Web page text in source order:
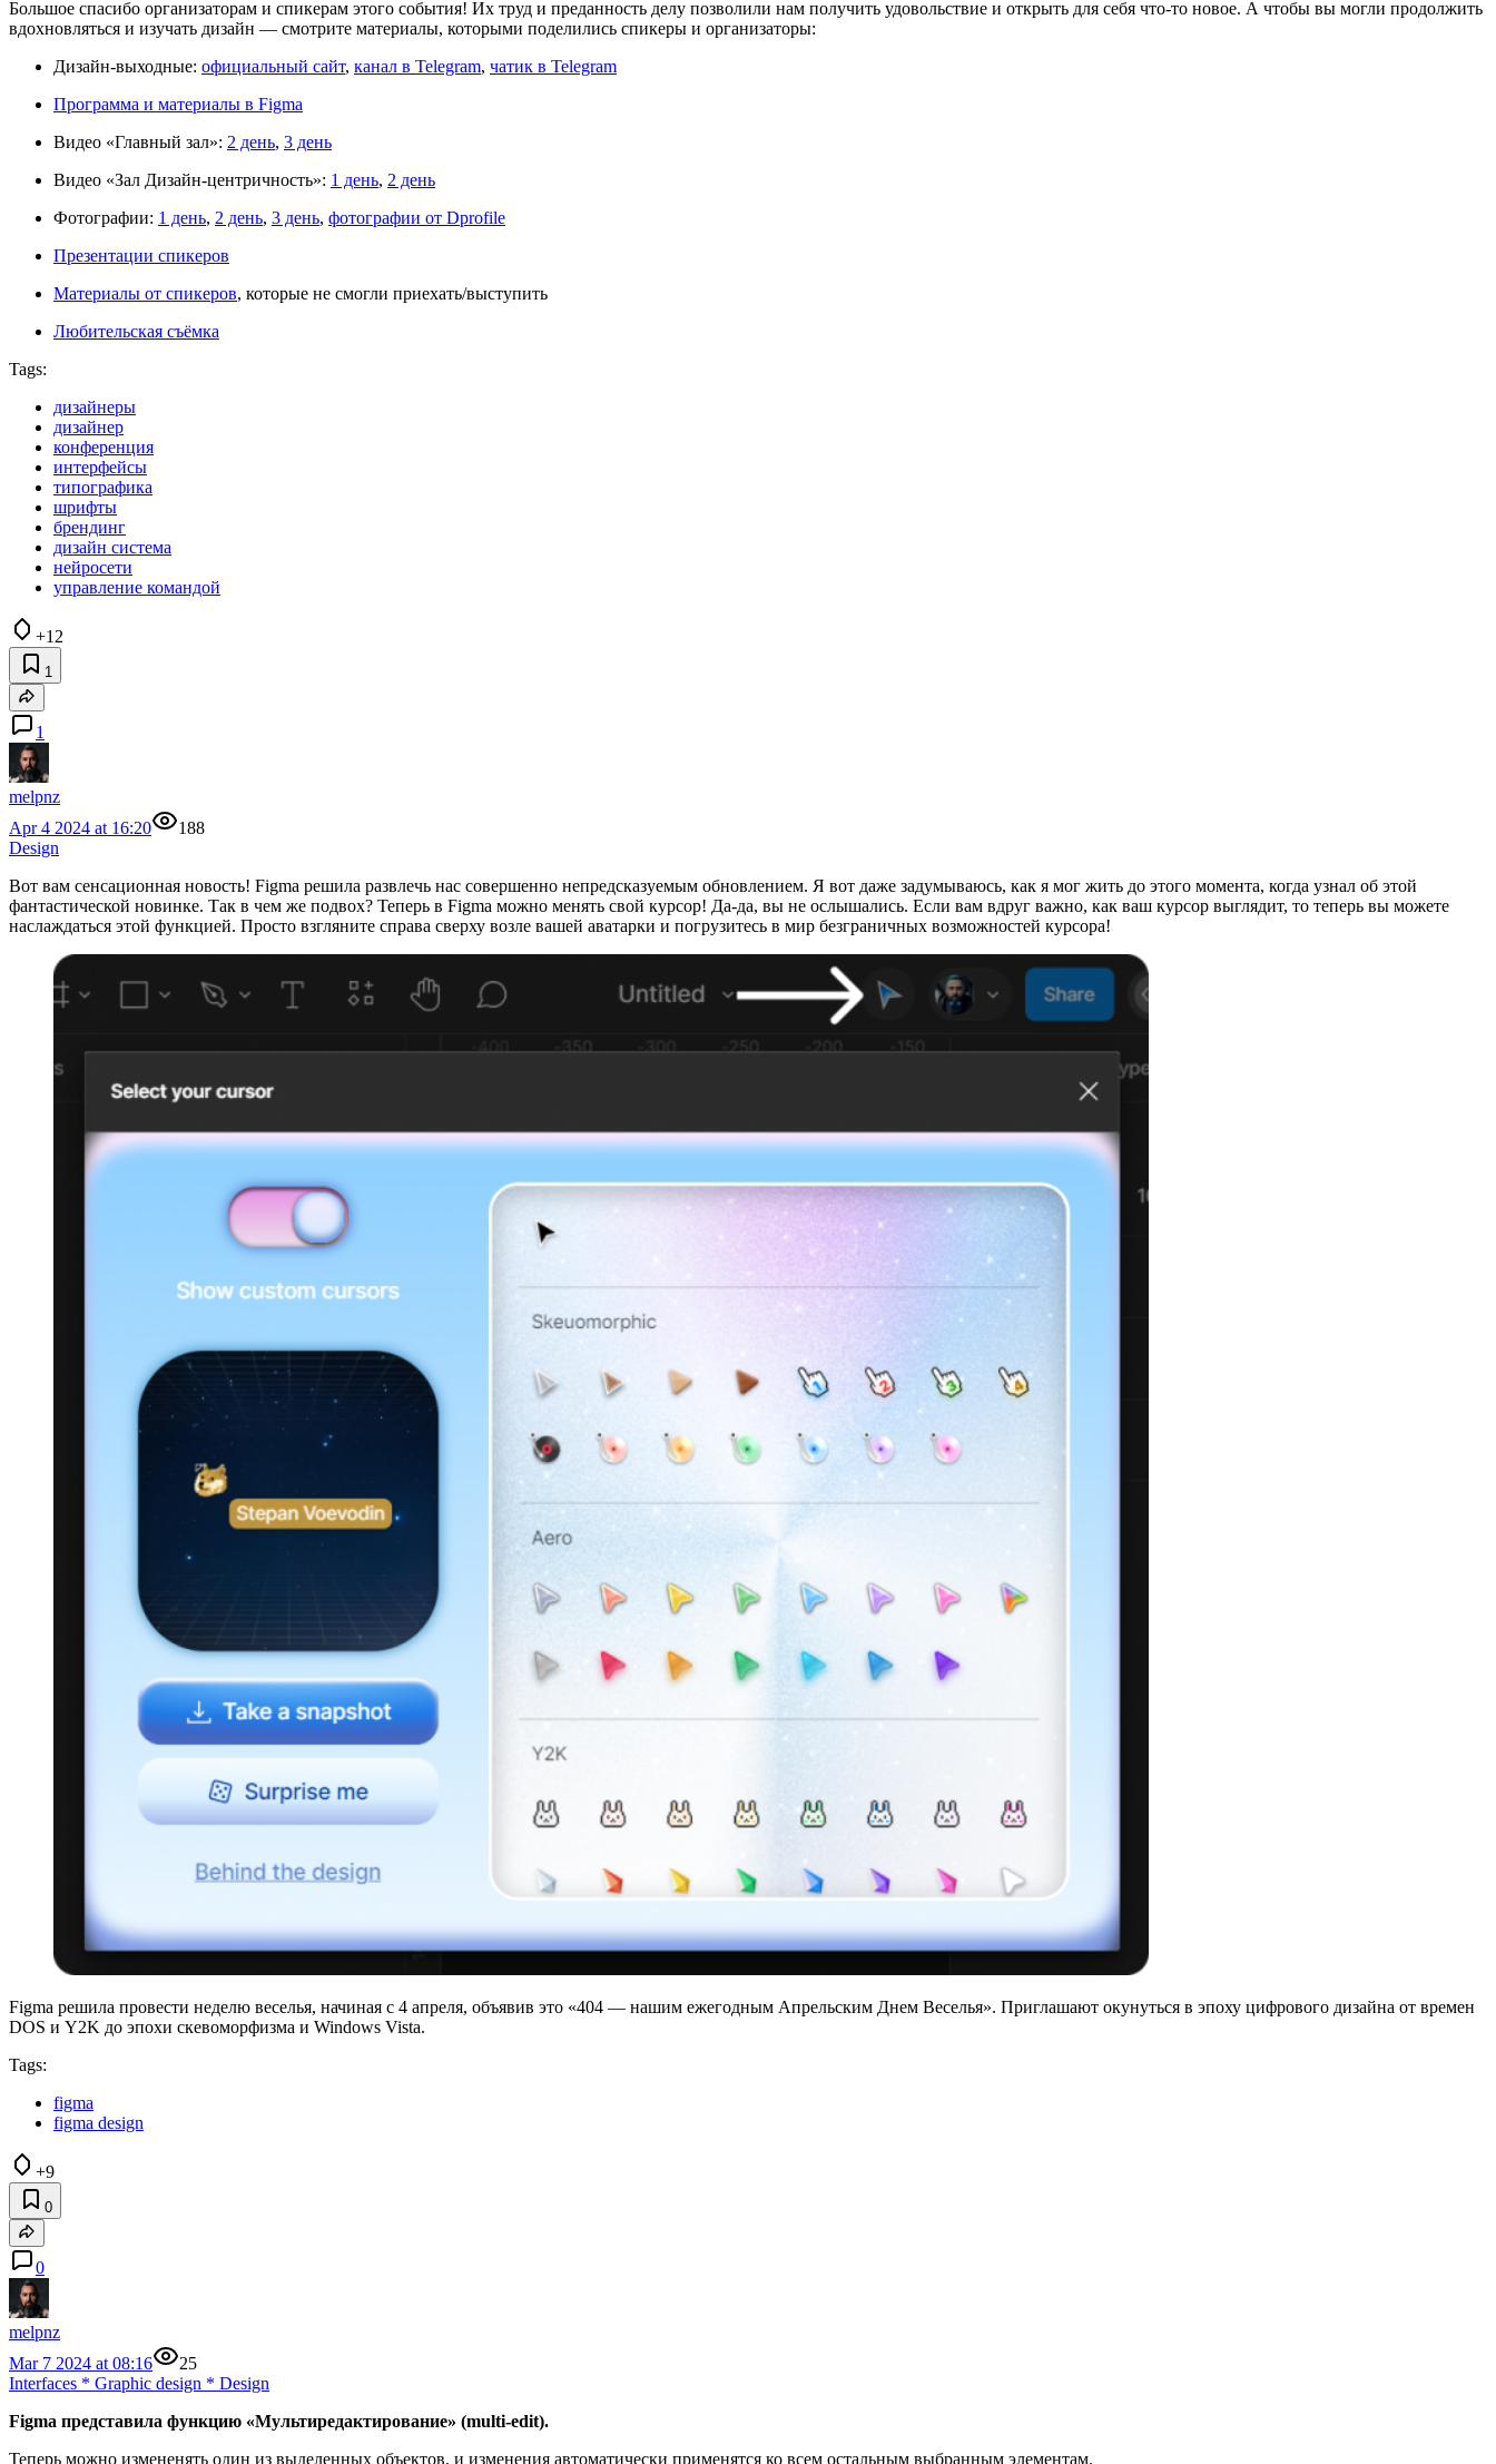
Большое спасибо организаторам и спикерам этого события! Их труд и преданность делу позволили нам получить удовольствие и открыть для себя что‑то новое. А чтобы вы могли продолжить
вдохновляться и изучать дизайн — смотрите материалы, которыми поделились спикеры и организаторы:
Дизайн-выходные: официальный сайт, канал в Telegram, чатик в Telegram
Программа и материалы в Figma
Видео «Главный зал»: 2 день, 3 день
Видео «Зал Дизайн‑центричность»: 1 день, 2 день
Фотографии: 1 день, 2 день, 3 день, фотографии от Dprofile
Презентации спикеров
Материалы от спикеров, которые не смогли приехать/выступить
Любительская съёмка
Tags:
дизайнеры
дизайнер
конференция
интерфейсы
типографика
шрифты
брендинг
дизайн система
нейросети
управление командой
+12
1
1
melpnz
Apr 4 2024 at 16:20
188
Design
Вот вам сенсационная новость! Figma решила развлечь нас совершенно непредсказуемым обновлением. Я вот даже задумываюсь, как я мог жить до этого момента, когда узнал об этой
фантастической новинке. Так в чем же подвох? Теперь в Figma можно менять свой курсор! Да‑да, вы не ослышались. Если вам вдруг важно, как ваш курсор выглядит, то теперь вы можете
наслаждаться этой функцией. Просто взгляните справа сверху возле вашей аватарки и погрузитесь в мир безграничных возможностей курсора!
Figma решила провести неделю веселья, начиная с 4 апреля, объявив это «404 — нашим ежегодным Апрельским Днем Веселья». Приглашают окунуться в эпоху цифрового дизайна от времен
DOS и Y2K до эпохи скевоморфизма и Windows Vista.
Tags:
figma
figma design
+9
0
0
melpnz
Mar 7 2024 at 08:16
25
Interfaces * Graphic design * Design
Figma представила функцию «Мультиредактирование» (multi‑edit).
Теперь можно измененять один из выделенных объектов, и изменения автоматически применятся ко всем остальным выбранным элементам.